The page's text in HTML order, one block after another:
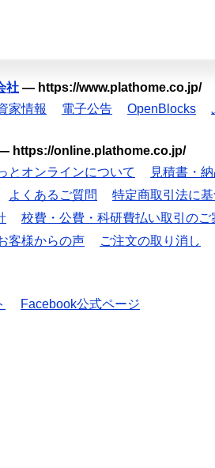
社 — https://www.plathome.co.jp/
家情報 電子公告 OpenBlocks
https://online.plathome.co.jp/
とオンラインについて
見積書・
よくあるご質問
特定商取引法に
校費・公費・科研費払い取引のご
客様からの声 ご注文の取り消し
Facebook公式ページ